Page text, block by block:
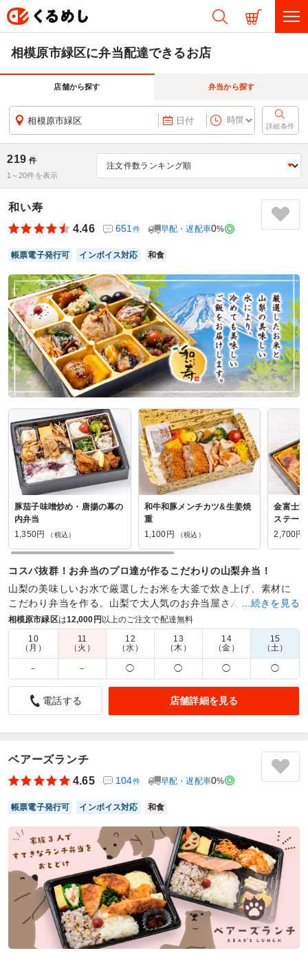
相模原市緑区に弁当配達できるお店
店舗から探す 弁当から探す
相模原市緑区 日付
詳細条件
219 件
1～20件を表示
和い寿
4.46
651 件 早配・遅配率0%
帳票電子発行可 インボイス対応 和食
豚茄子味噌炒め・唐揚の幕の
内弁当
1,350円
（税込）
和牛和豚メンチカツ&生姜焼
重
1,100円
（税込）
金富士
ステー
2,700円
コスパ抜群！お弁当のプロ達が作るこだわりの山梨弁当！
山梨の美味しいお水で厳選したお米を大釜で炊き上げ、素材に
こだわり弁当を作る。山梨で大人気のお弁当屋さんです。様々
な農家から食材を調達し、多種多様なお弁当を用意しました。
商品数： 締切日時： 2日前23:45 価格帯：
700円～2,700円
配達時間：
9:00～17:00
僻地なのに届けてくださりありがとうございます
4.0
いろんなおかずが乗っていてこの値段。ボリューム満点でみ
味もとても美味しかったですし、お米も美味しいお弁当でし
た。
ご利用シーン： ロケ・撮影›ロケ
参加者の年齢：30代～40代 男女比：
男女混合
神奈川県相模原市緑区牧野2024/09/12
和い寿の口コミをもっと見る
…続きを見る
相模原市緑区は12,000円以上のご注文で配達無料
10
（月）
11
（火）
12
（水）
13
（木）
14
（金）
15
（土）
－ － ◯ ◯ ◯ ◯
電話する 店舗詳細を見る
ベアーズランチ
4.65
104件 早配・遅配率0%
帳票電子発行可 インボイス対応 和食